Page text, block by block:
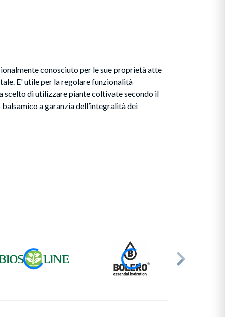
conosciuto per le sue proprietà atte
E' utile per la regolare funzionalità
scelto di utilizzare piante coltivate secondo il
a garanzia dell’integralità dei